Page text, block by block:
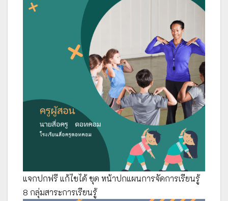
แจกปกฟรี แก้ไขได้ ชุด หน้าปกแผนการจัดการเรียนรู้
8 กลุ่มสาระการเรียนรู้